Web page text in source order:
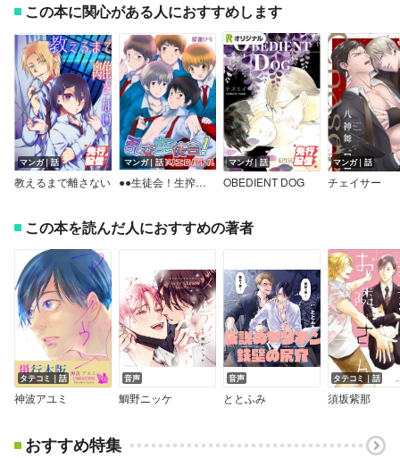
この本に関心がある人におすすめします
マンガ｜話
教えるまで離さない
マンガ｜話
●●生徒会！生搾りエロバトル
マンガ｜話
OBEDIENT DOG
マンガ｜話
チェイサー
この本を読んだ人におすすめの著者
タテコミ｜話
神波アユミ
音声
鯛野ニッケ
音声
ととふみ
タテコミ｜話
須坂紫那
おすすめ特集